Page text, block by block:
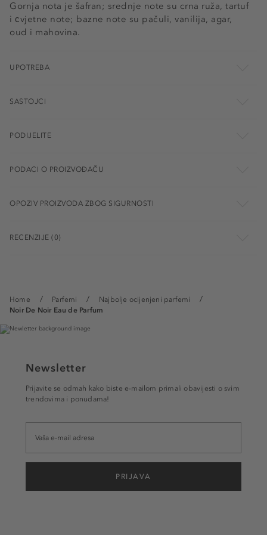
Home Parfemi
Najbolje ocijenjeni parfemi
Noir De Noir Eau de Parfum
Gornja nota je šafran; srednje note su crna ruža, tartuf
i сvjetne note; bazne note su pačuli, vanilija, agar,
oud i mahovina.
UPOTREBA
SASTOJCI
PODIJELITE
PODACI O PROIZVOĐAČU
OPOZIV PROIZVODA ZBOG SIGURNOSTI
RECENZIJE (0)
Newsletter
Prijavite se odmah kako biste e-mailom primali obavijesti o svim
trendovima i ponudama!
PRIJAVA